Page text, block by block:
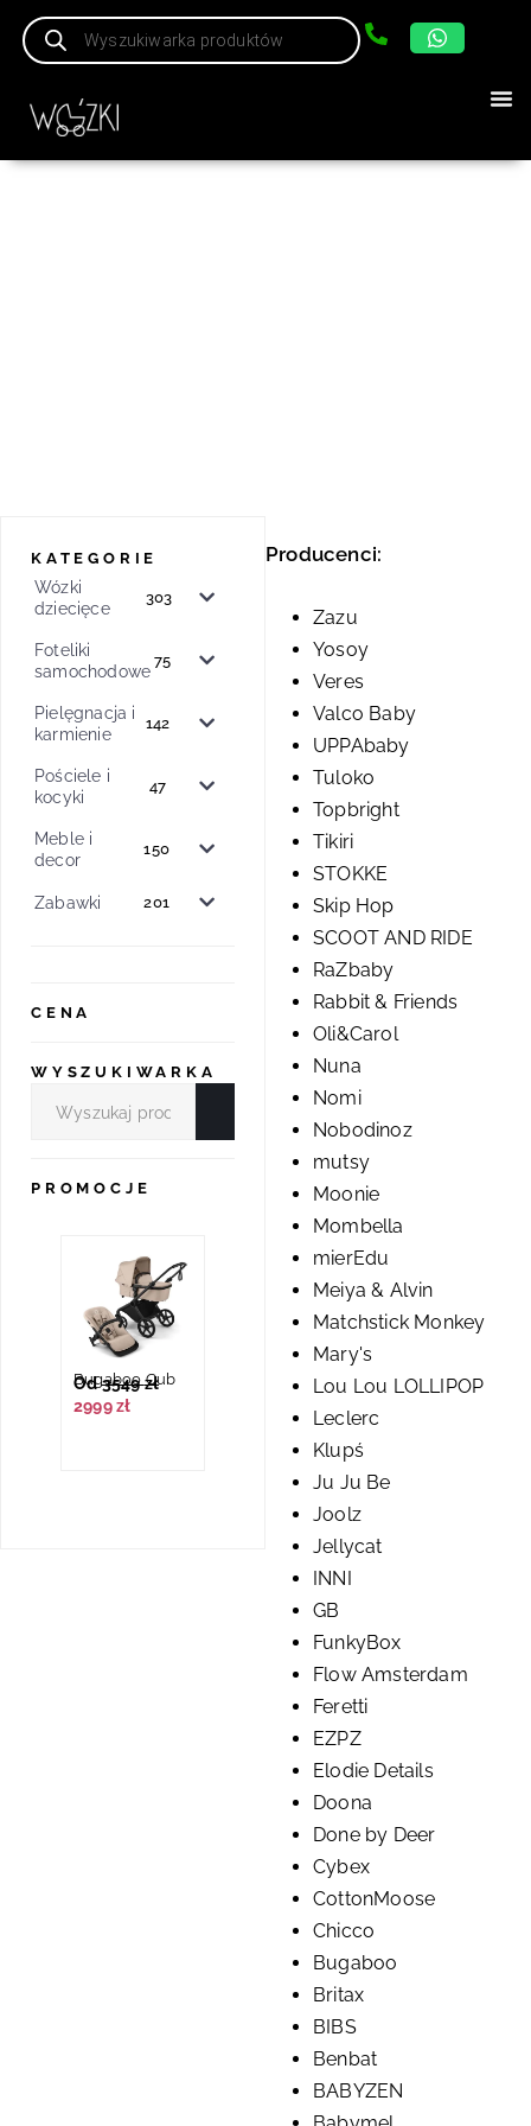
KATEGORIE
Wózki
dziecięce
303
Foteliki
samochodowe
75
Pielęgnacja i
karmienie
142
Pościele i
kocyki
47
Meble i
decor
150
Zabawki 201
CENA
WYSZUKIWARKA
PROMOCJE
Bugaboo Cub
Od3549zł
2999zł
Cybex Folia do
219 zł
Cybex
Pokrowiec na
Producenci:
Zazu
Yosoy
Veres
Valco Baby
UPPAbaby
Tuloko
Topbright
Tikiri
STOKKE
Skip Hop
SCOOT AND RIDE
RaZbaby
Rabbit & Friends
Oli&Carol
Nuna
Nomi
Nobodinoz
mutsy
Moonie
Mombella
mierEdu
Meiya & Alvin
Matchstick Monkey
Mary's
Lou Lou LOLLIPOP
Leclerc
Klupś
Ju Ju Be
Joolz
Jellycat
INNI
GB
FunkyBox
Flow Amsterdam
Feretti
EZPZ
Elodie Details
Doona
Done by Deer
Cybex
CottonMoose
Chicco
Bugaboo
Britax
BIBS
Benbat
BABYZEN